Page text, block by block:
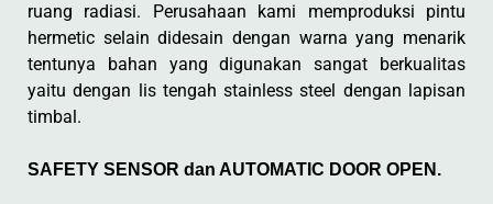
ruang radiasi. Perusahaan kami memproduksi pintu
hermetic selain didesain dengan warna yang menarik
tentunya bahan yang digunakan sangat berkualitas
yaitu dengan lis tengah stainless steel dengan lapisan
timbal.
SAFETY SENSOR dan AUTOMATIC DOOR OPEN.